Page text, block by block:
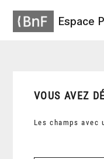
Espace
VOUS AVEZ
Les champs